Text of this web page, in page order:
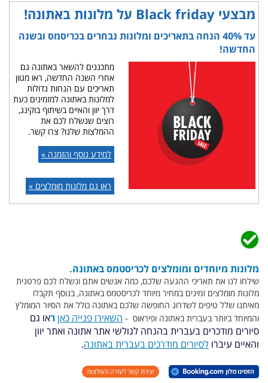
מבצעי Black friday על מלונות באתונה!
עד 40% הנחה בתאריכים ומלונות נבחרים בכריסמס ובשנה
החדשה!
מתכננים להשאר באתונה גם
אחרי השנה החדשה, ראו מגוון
תאריכים עם הנחות גדולות
למלונות באתונה למזמינים כעת
דרך יוון והאיים בשיתוף בוקינג,
רוצים שנשלח לכם את
ההמלצות שלנו? צרו קשר.
למידע נוסף והזמנה »
ראו גם מלונות מומלצים »
מלונות מיוחדים ומומלצים לכריסטמס באתונה.
שילחו לנו את תאריכי ההגעה שלכם, כמה אנשים אתם ונשלח לכם פרטנית
מלונות מומלצים זמינים במחיר מיוחד לכריסטמס באתונה, בנוסף תקבלו
מאיתנו שלל טיפים לשדרוג החופשה שלכם באתונה כולל את הסיור המומלץ
והמיוחד ביותר בעברית באתונה ופיראוס - השאירו פנייה כאןראו גם
סיורים מודכרים בעברית בהנחה לגולשי אתר אתונה ואתר יוון
והאיים עיברו לסיורים מודרכים בעברית באתונה.